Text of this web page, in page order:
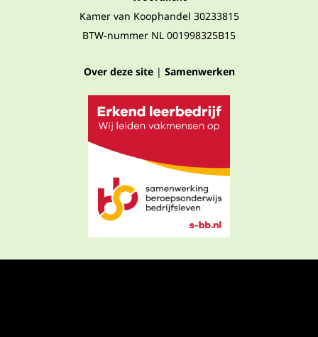
Kamer van Koophandel 30233815
BTW-nummer NL 001998325B15
Over deze site| Samenwerken